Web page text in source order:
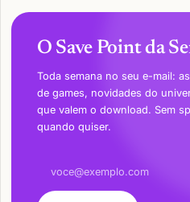
O Save Point da
Toda semana no seu e-mail:
de games, novidades do
que valem o download. Sem
quando quiser.